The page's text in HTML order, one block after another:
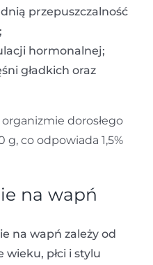
przepuszczalność
hormonalnej;
gładkich oraz
dorosłego
g, co odpowiada 1,5%
na wapń
na wapń zależy od
wieku, płci i stylu